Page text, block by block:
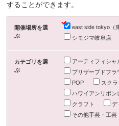
することができます。
開催場所を選
ぶ
east side tokyo（
シモジマ岐阜店
カテゴリを選
ぶ
アーティフィシャ
プリザーブドフラ
POP
スク
ハワイアンリボン
クラフト
デ
その他手芸・工芸